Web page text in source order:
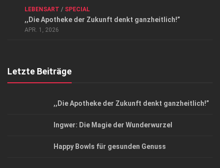
Datenschutzerklärung
Top Magazin Dresden / Ostsachsen
LEBENSART / SPECIAL
,,Die Apotheke der Zukunft denkt ganzheitlich!”
APR. 1, 2026
Letzte Beiträge
,,Die Apotheke der Zukunft denkt ganzheitlich!”
Ingwer: Die Magie der Wunderwurzel
Happy Bowls für gesunden Genuss